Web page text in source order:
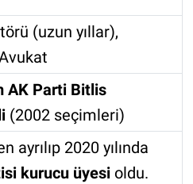
(uzun yıllar),
AK Parti Bitlis
(2002 seçimleri)
ayrılıp 2020 yılında
kurucu üyesi oldu.